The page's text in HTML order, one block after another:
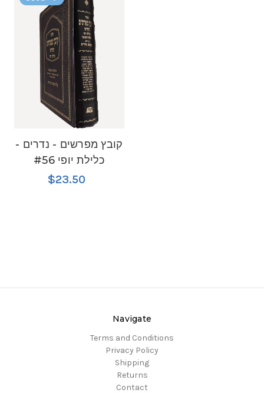
קובץ מפרשים - נדרים -
כלילת יופי #56
$23.50
Navigate
Terms and Conditions
Privacy Policy
Shipping
Returns
Contact